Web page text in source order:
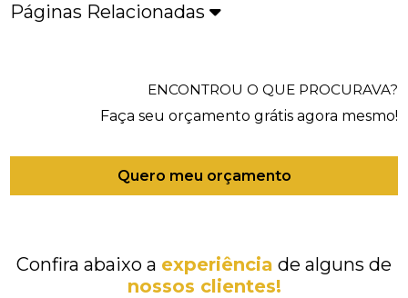
Páginas Relacionadas
ENCONTROU O QUE PROCURAVA?
Faça seu orçamento grátis agora mesmo!
Quero meu orçamento
Confira abaixo a experiência de alguns de
nossos clientes!